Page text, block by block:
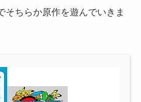
そちらか原作を遊んでいきま